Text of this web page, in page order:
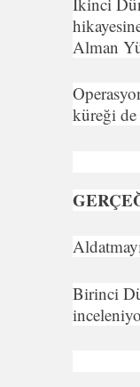
Alman
küreği de
Birinci